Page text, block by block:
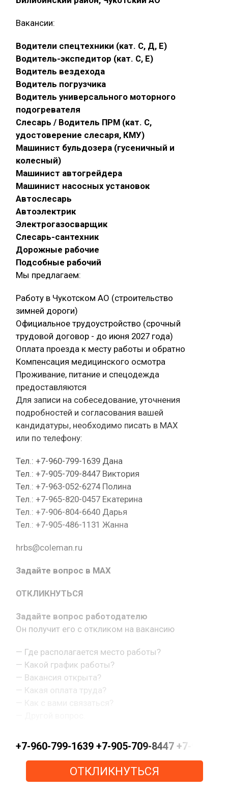
Вакансии:
Водители спецтехники (кат. С, Д, Е)
Водитель-экспедитор (кат. С, Е)
Водитель вездехода
Водитель погрузчика
Водитель универсального моторного
подогревателя
Слесарь / Водитель ПРМ (кат. С,
удостоверение слесаря, КМУ)
Машинист бульдозера (гусеничный и
колесный)
Машинист автогрейдера
Машинист насосных установок
Автослесарь
Автоэлектрик
Электрогазосварщик
Слесарь-сантехник
Дорожные рабочие
Подсобные рабочий
Мы предлагаем:
Работу в Чукотском АО (строительство
зимней дороги)
Официальное трудоустройство (срочный
трудовой договор - до июня 2027 года)
Оплата проезда к месту работы и обратно
Компенсация медицинского осмотра
Проживание, питание и спецодежда
предоставляются
Для записи на собеседование, уточнения
подробностей и согласования вашей
кандидатуры, необходимо писать в МАХ
или по телефону:
Тел.: +7-960-799-1639 Дана
Тел.: +7-905-709-8447 Виктория
Тел.: +7-963-052-6274 Полина
Тел.: +7-965-820-0457 Екатерина
Тел.: +7-906-804-6640 Дарья
Тел.: +7-905-486-1131 Жанна
hrbs@coleman.ru
Задайте вопрос в MAX
ОТКЛИКНУТЬСЯ
Задайте вопрос работодателю
Он получит его с откликом на вакансию
— Где располагается место работы?
— Какой график работы?
— Вакансия открыта?
— Какая оплата труда?
+7-960-799-1639 +7-905-709-8447 +7-963-
ОТКЛИКНУТЬСЯ